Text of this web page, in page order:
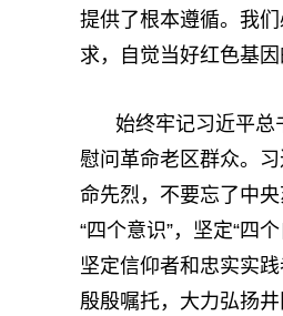
提供了根本遵循。我
求，自觉当好红色基
始终牢记习近平总
慰问革命老区群众。
命先烈，不要忘了中
“四个意识”，坚定“四
坚定信仰者和忠实实
殷殷嘱托，大力弘扬